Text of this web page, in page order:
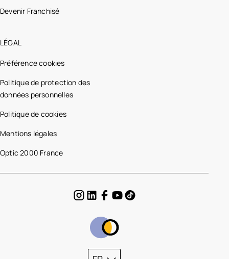
Devenir Franchisé
LÉGAL
Préférence cookies
Politique de protection des
données personnelles
Politique de cookies
Mentions légales
Optic 2000 France